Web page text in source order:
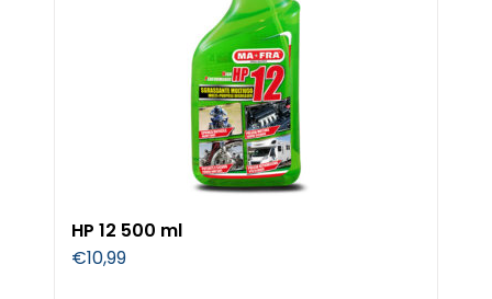
HP 12 500 ml
€10,99